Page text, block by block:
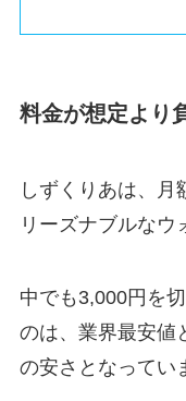
料金が想定より
しずくりあは、月
リーズナブルなウ
中でも3,000円を
のは、業界最安値
の安さとなってい